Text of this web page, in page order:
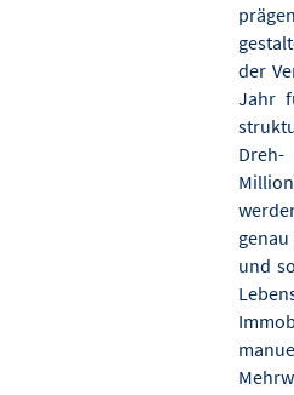
der
Jahr
und